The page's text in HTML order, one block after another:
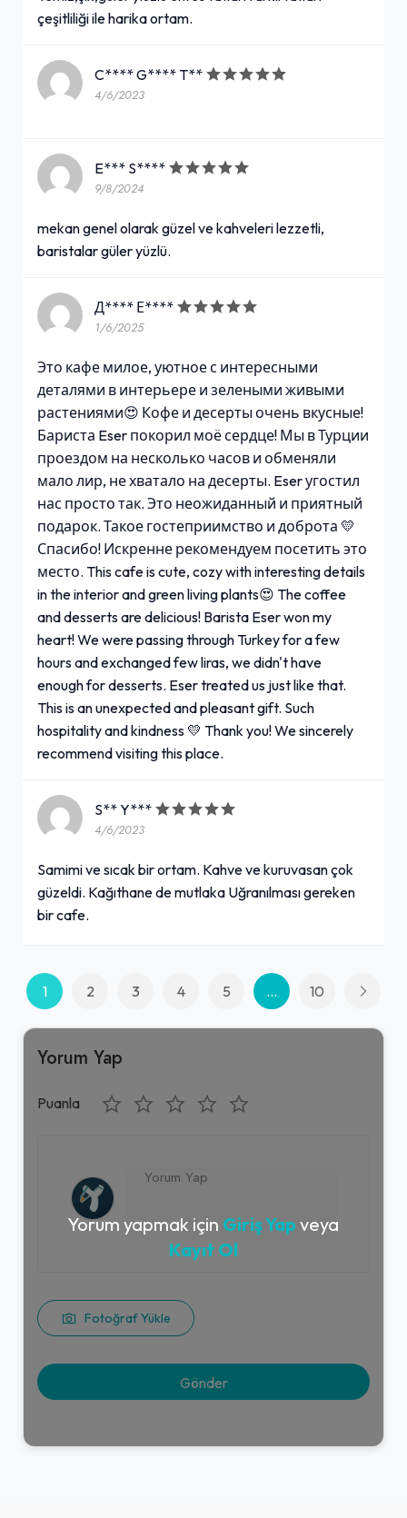
çeşitliliği ile harika ortam.
C**** G**** T**
4/6/2023
E*** S****
9/8/2024
mekan genel olarak güzel ve kahveleri lezzetli,
baristalar güler yüzlü.
Д**** Е****
1/6/2025
Это кафе милое, уютное с интересными
деталями в интерьере и зелеными живыми
растениями😍 Кофе и десерты очень вкусные!
Бариста Eser покорил моё сердце! Мы в Турции
проездом на несколько часов и обменяли
мало лир, не хватало на десерты. Eser угостил
нас просто так. Это неожиданный и приятный
подарок. Такое гостеприимство и доброта 💛
Спасибо! Искренне рекомендуем посетить это
место. This cafe is cute, cozy with interesting details
in the interior and green living plants😍 The coffee
and desserts are delicious! Barista Eser won my
heart! We were passing through Turkey for a few
hours and exchanged few liras, we didn't have
enough for desserts. Eser treated us just like that.
This is an unexpected and pleasant gift. Such
hospitality and kindness 💛 Thank you! We sincerely
recommend visiting this place.
S** Y***
4/6/2023
Samimi ve sıcak bir ortam. Kahve ve kuruvasan çok
güzeldi. Kağıthane de mutlaka Uğranılması gereken
bir cafe.
1 2 3 4 5 ... 10
Yorum Yap
Puanla
Fotoğraf Yükle
Yorum yapmak için Giriş Yap veya
Kayıt Ol